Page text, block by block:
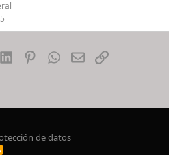
LinkedInPinterestWhatsApp
EmailEnlace
de datos
R